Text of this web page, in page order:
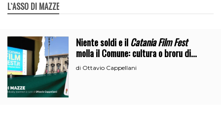
L`ASSO DI MAZZE
Niente soldi e ilCatania Film Fest
molla il Comune: cultura o broru di
ciciri?
di Ottavio Cappellani